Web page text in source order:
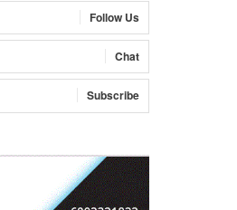
Follow Us
Chat
Subscribe